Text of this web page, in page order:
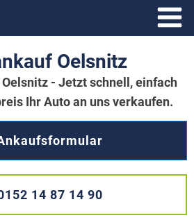
Oelsnitz
- Jetzt schnell, einfach
Ihr Auto an uns verkaufen.
14 87 14 90